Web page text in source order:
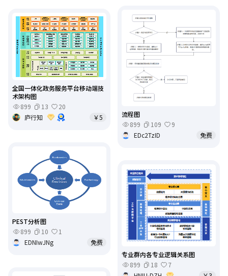
流程图
899
109
9
EDc2TzID
免费
全国一体化政务服务平台移动端技
术架构图
899
13
20
庐行知
￥5
PEST分析图
899
10
1
EDNIwJNg
免费
专业群内各专业逻辑关系图
899
18
7